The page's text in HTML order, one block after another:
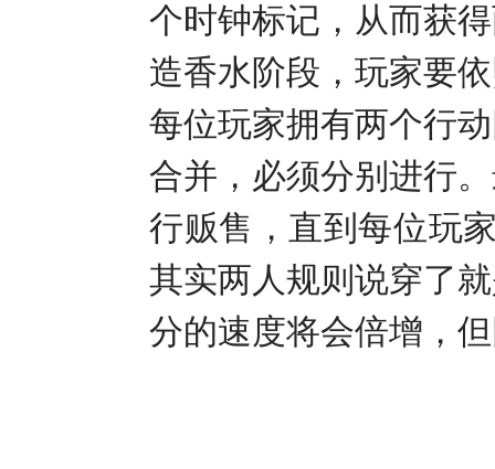
个时钟标记，从而获
造香水阶段，玩家要
每位玩家拥有两个行
合并，必须分别进行
行贩售，直到每位玩
其实两人规则说穿了
分的速度将会倍增，